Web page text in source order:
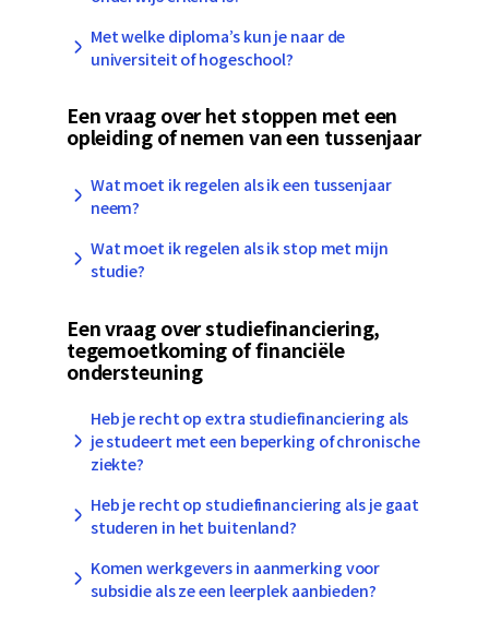
Met welke diploma’s kun je naar de
universiteit of hogeschool?
Een vraag over het stoppen met een
opleiding of nemen van een tussenjaar
Wat moet ik regelen als ik een tussenjaar
neem?
Wat moet ik regelen als ik stop met mijn
studie?
Een vraag over studiefinanciering,
tegemoetkoming of financiële
ondersteuning
Heb je recht op extra studiefinanciering als
je studeert met een beperking of chronische
ziekte?
Heb je recht op studiefinanciering als je gaat
studeren in het buitenland?
Komen werkgevers in aanmerking voor
subsidie als ze een leerplek aanbieden?